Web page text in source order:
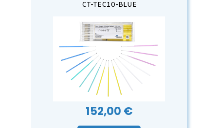
CT-TEC10-BLUE
152,00 €